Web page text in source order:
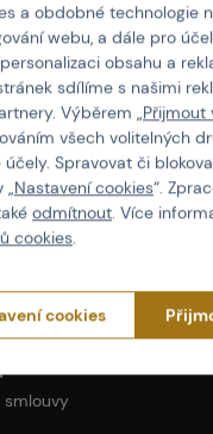
údajů
a obdobné technologie
webu, a dále pro
obsahu a
sdílíme s našimi
Výběrem „Přijmout
všech volitelných
Spravovat či
„Nastavení cookies“.
odmítnout. Více
cookies.
cookies